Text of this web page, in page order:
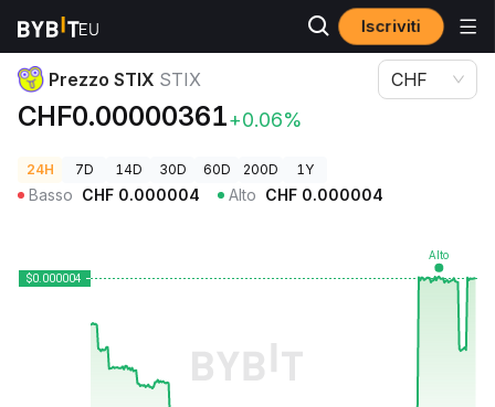
Iscriviti
Prezzi Crypto
Prezzo STIX STIX
CHF0.00000361+0.06%
CHF
24H 7D 14D 30D 60D 200D 1Y
Basso CHF 0.000004 Alto CHF 0.000004